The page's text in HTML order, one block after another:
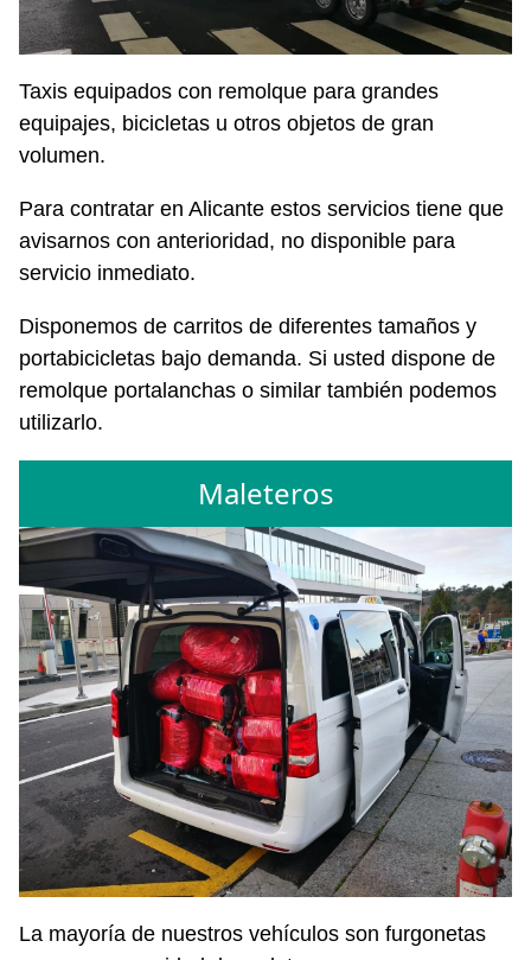
Taxis equipados con remolque para grandes
equipajes, bicicletas u otros objetos de gran
volumen.
Para contratar en Alicante estos servicios tiene que
avisarnos con anterioridad, no disponible para
servicio inmediato.
Disponemos de carritos de diferentes tamaños y
portabicicletas bajo demanda. Si usted dispone de
remolque portalanchas o similar también podemos
utilizarlo.
Maleteros
La mayoría de nuestros vehículos son furgonetas